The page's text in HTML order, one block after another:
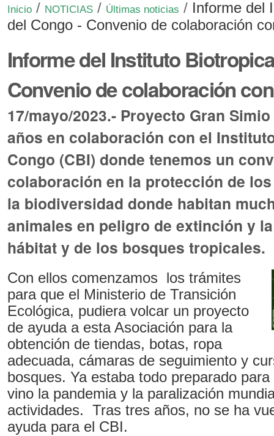
Inicio / NOTICIAS / Últimas noticias / Informe del
del Congo - Convenio de colaboración
Informe del Instituto
Convenio de colaboración
17/mayo/2023.- Proyecto Gran
años en colaboración con el
Congo (CBI) donde tenemos un
colaboración en la protección de
la biodiversidad donde habitan
animales en peligro de extinción y
hábitat y de los bosques tropicales.
Con ellos comenzamos los trámites
para que el Ministerio de Transición
Ecológica, pudiera volcar un proyecto
de ayuda a esta Asociación para la
obtención de tiendas, botas, ropa
adecuada, cámaras de seguimiento y
bosques. Ya estaba todo preparado
vino la pandemia y la paralización
actividades. Tras tres años, no se ha
ayuda para el CBI.